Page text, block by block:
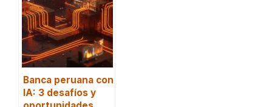
Banca peruana con
IA: 3 desafíos y